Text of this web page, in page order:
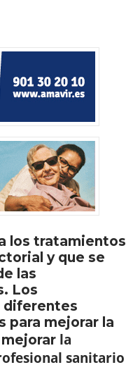
los tratamientos
y que se
las
Los
diferentes
para mejorar la
la
sanitario